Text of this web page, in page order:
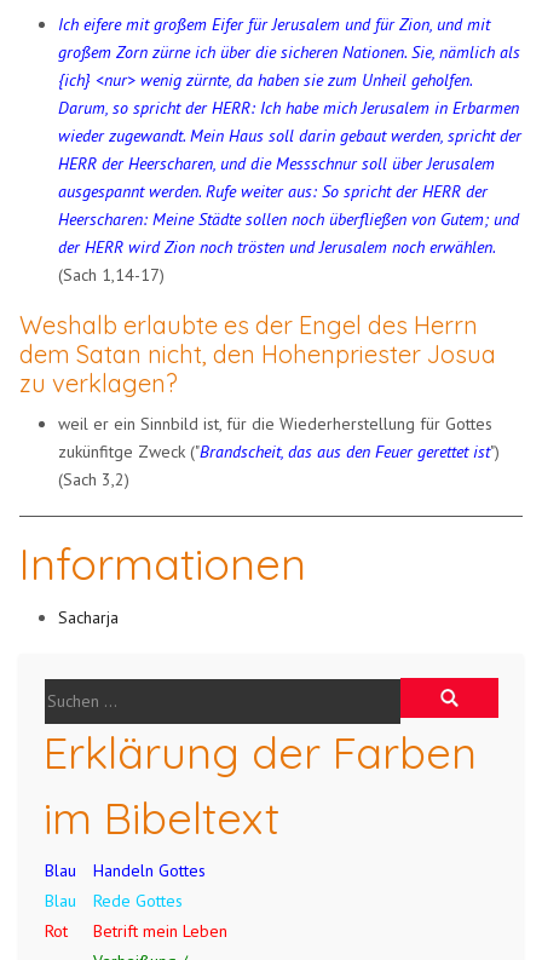
Ich eifere mit großem Eifer für Jerusalem und für Zion, und mit
großem Zorn zürne ich über die sicheren Nationen. Sie, nämlich als
{ich} <nur> wenig zürnte, da haben sie zum Unheil geholfen.
Darum, so spricht der HERR: Ich habe mich Jerusalem in Erbarmen
wieder zugewandt. Mein Haus soll darin gebaut werden, spricht der
HERR der Heerscharen, und die Messschnur soll über Jerusalem
ausgespannt werden. Rufe weiter aus: So spricht der HERR der
Heerscharen: Meine Städte sollen noch überfließen von Gutem; und
der HERR wird Zion noch trösten und Jerusalem noch erwählen.
(Sach 1,14-17)
Weshalb erlaubte es der Engel des Herrn
dem Satan nicht, den Hohenpriester Josua
zu verklagen?
weil er ein Sinnbild ist, für die Wiederherstellung für Gottes
zukünfitge Zweck ("Brandscheit, das aus den Feuer gerettet ist")
(Sach 3,2)
Informationen
Sacharja
Erklärung der Farben
im Bibeltext
Blau
Handeln Gottes
Blau
Rede Gottes
Rot
Betrift mein Leben